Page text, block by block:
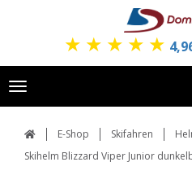
★ ★ ★ ★ ★
Toggle
navigation
E-Shop Skifahren
Skihelm Blizzard Viper Junior